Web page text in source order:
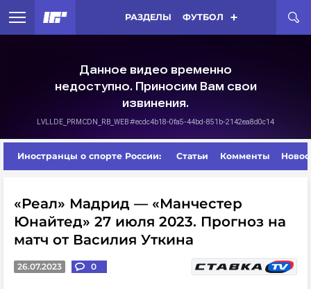
РАЗДЕЛЫ ФУТБОЛ
Иностранцы о спорте России: Статьи Комменты
«Реал» Мадрид — «Манчестер
Юнайтед» 27 июля 2023. Прогноз на
матч от Василия Уткина
26.07.2023 0